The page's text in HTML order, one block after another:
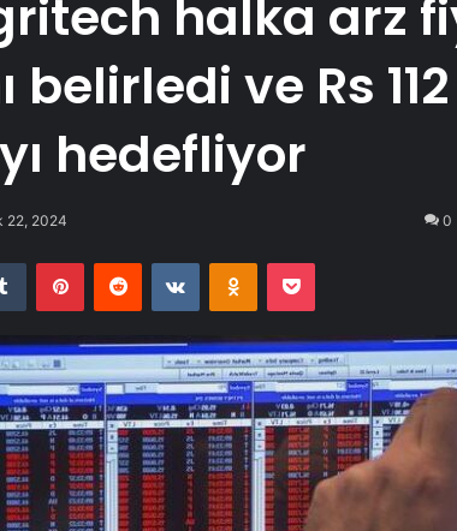
halka arz
belirledi ve Rs
hedefliyor
22, 2024 0
Tumblr PinterestReddit VKontakteOdnoklassniki
Pocket